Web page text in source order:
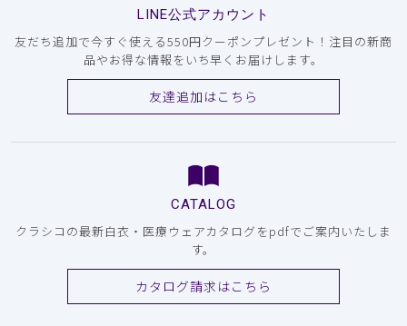
LINE公式アカウント
友だち追加で今すぐ使える550円クーポンプレゼント！注目の新商
品やお得な情報をいち早くお届けします。
友達追加はこちら
CATALOG
クラシコの最新白衣・医療ウェアカタログをpdfでご案内いたしま
す。
カタログ請求はこちら